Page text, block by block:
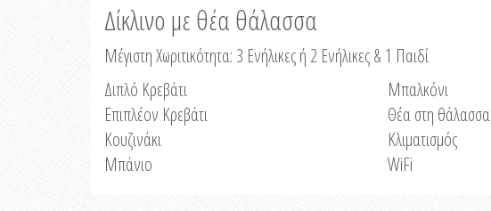
Δίκλινο με θέα θάλασσα
Μέγιστη Χωριτικότητα: 3 Ενήλικες ή 2 Ενήλικες & 1 Παιδί
Διπλό Κρεβάτι
Επιπλέον Κρεβάτι
Κουζινάκι
Μπάνιο
Μπαλκόνι
Θέα στη θάλασσα
Κλιματισμός
WiFi